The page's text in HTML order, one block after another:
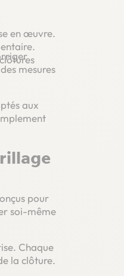
en œuvre.
mesures
aux
pour
soi-même
Chaque
la clôture.